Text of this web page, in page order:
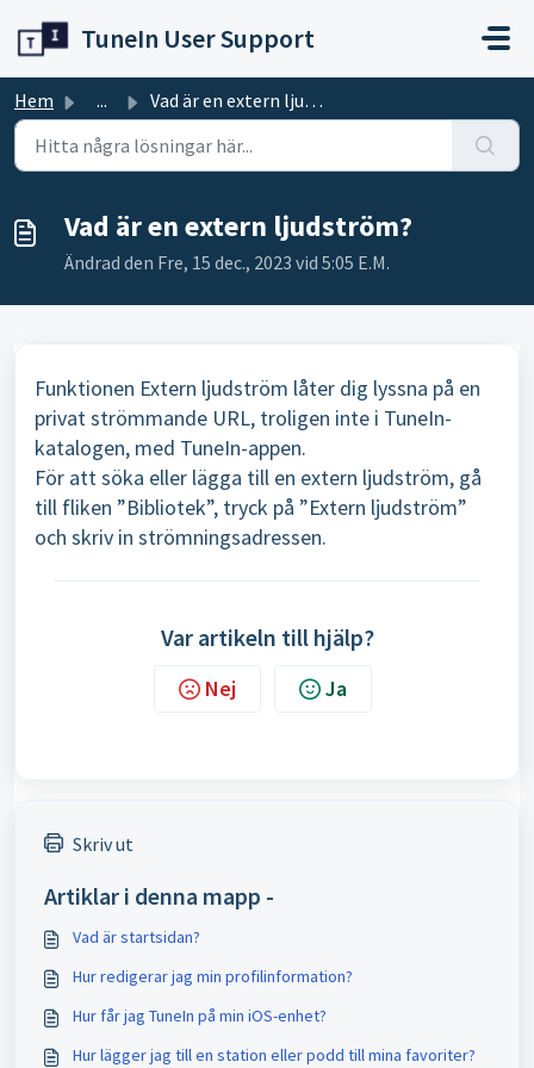
TuneIn User Support
Hem ... Vad är en extern ljudström?
Vad är en extern ljudström?
Ändrad den Fre, 15 dec., 2023 vid 5:05 E.M.
Funktionen Extern ljudström låter dig lyssna på en
privat strömmande URL, troligen inte i TuneIn-
katalogen, med TuneIn-appen.
För att söka eller lägga till en extern ljudström, gå
till fliken ”Bibliotek”, tryck på ”Extern ljudström”
och skriv in strömningsadressen.
Var artikeln till hjälp?
Nej Ja
Skriv ut
Artiklar i denna mapp -
Vad är startsidan?
Hur redigerar jag min profilinformation?
Hur får jag TuneIn på min iOS-enhet?
Hur lägger jag till en station eller podd till mina favoriter?